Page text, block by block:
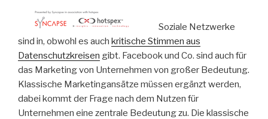
Soziale Netzwerke
sind in, obwohl es auch kritische Stimmen aus
Datenschutzkreisen gibt. Facebook und Co. sind auch für
das Marketing von Unternehmen von großer Bedeutung.
Klassische Marketingansätze müssen ergänzt werden,
dabei kommt der Frage nach dem Nutzen für
Unternehmen eine zentrale Bedeutung zu. Die klassische